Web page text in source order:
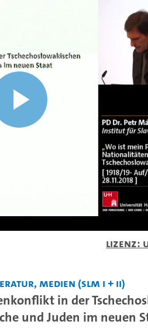
Video
Lizenz:
Medien (SLM I + II)
in der
und Juden im neuen